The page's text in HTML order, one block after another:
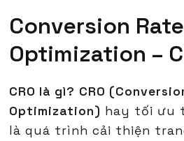
Conversion Rate
Optimization –
CRO là gì? CRO
Optimization) hay tối ưu
là quá trình cải thiện